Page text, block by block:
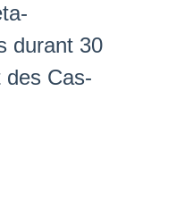
durant 30
des Cas-